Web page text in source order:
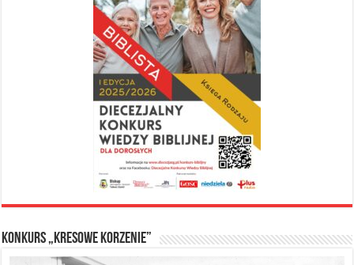
Konkurs „Kresowe Korzenie”